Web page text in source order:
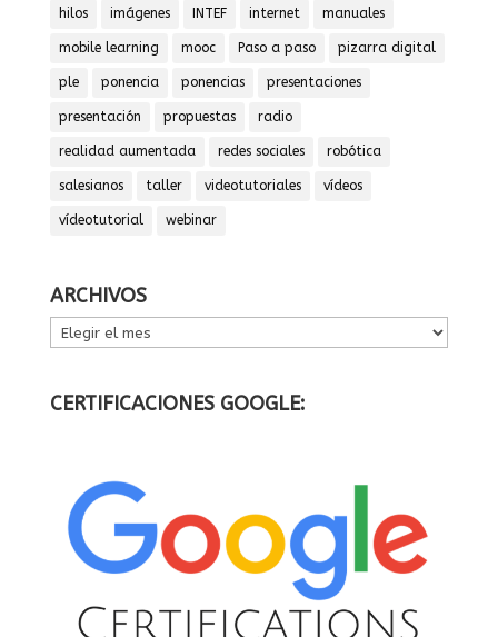
hilos imágenes INTEF internet manuales
mobile learning mooc Paso a paso pizarra digital
ple ponencia ponencias presentaciones
presentación propuestas radio
realidad aumentada redes sociales robótica
salesianos taller videotutoriales vídeos
vídeotutorial webinar
ARCHIVOS
ARCHIVOS
CERTIFICACIONES GOOGLE: